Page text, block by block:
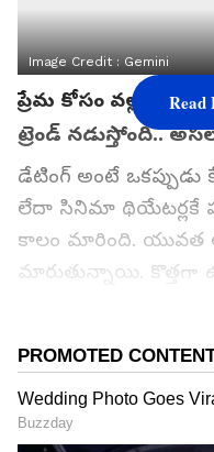
Image Credit :Gemini
ప్రేమ కోసం
ట్రెండ్ నడుస్తోంది..
డేటింగ్ అంటే ఒకప్పుడు
లేదా సినిమా థియేటర్లకే
కాలం మారింది. యువత
మారుతున్నాయి. కొత్తగా
కలిగిస్తుంటాయి.
డేటింగ్ (Graveyard
అవుతోంది. పేరు వింటేనే
కాలం ప్రేమికులు మాత్రం
Read